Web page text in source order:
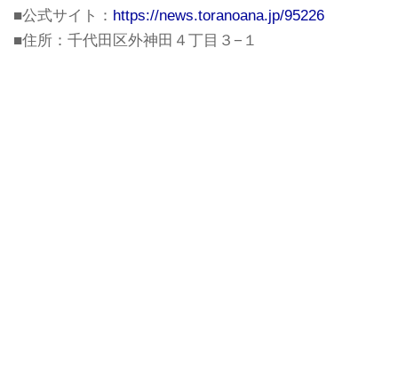
■公式サイト： https://news.toranoana.jp/95226
■住所：千代田区外神田４丁目３−１